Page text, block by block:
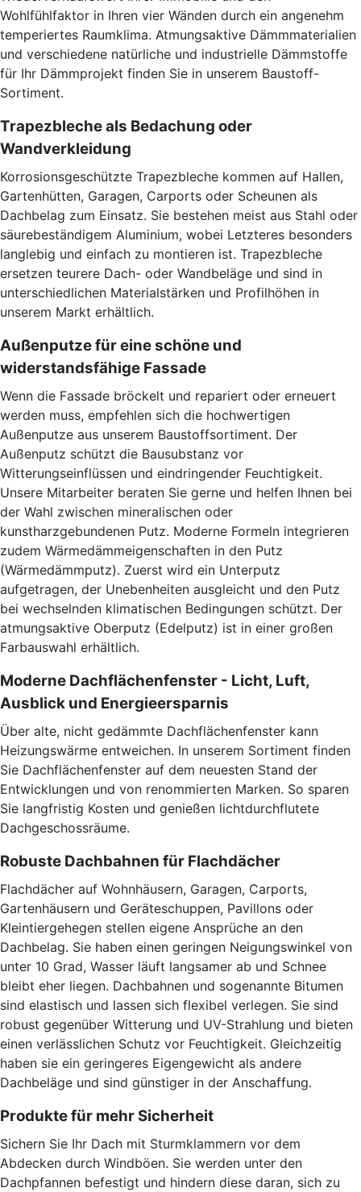
Wohlfühlfaktor in Ihren vier Wänden durch ein angenehm
temperiertes Raumklima. Atmungsaktive Dämmmaterialien
und verschiedene natürliche und industrielle Dämmstoffe
für Ihr Dämmprojekt finden Sie in unserem Baustoff-
Sortiment.
Trapezbleche als Bedachung oder
Wandverkleidung
Korrosionsgeschützte Trapezbleche kommen auf Hallen,
Gartenhütten, Garagen, Carports oder Scheunen als
Dachbelag zum Einsatz. Sie bestehen meist aus Stahl oder
säurebeständigem Aluminium, wobei Letzteres besonders
langlebig und einfach zu montieren ist. Trapezbleche
ersetzen teurere Dach- oder Wandbeläge und sind in
unterschiedlichen Materialstärken und Profilhöhen in
unserem Markt erhältlich.
Außenputze für eine schöne und
widerstandsfähige Fassade
Wenn die Fassade bröckelt und repariert oder erneuert
werden muss, empfehlen sich die hochwertigen
Außenputze aus unserem Baustoffsortiment. Der
Außenputz schützt die Bausubstanz vor
Witterungseinflüssen und eindringender Feuchtigkeit.
Unsere Mitarbeiter beraten Sie gerne und helfen Ihnen bei
der Wahl zwischen mineralischen oder
kunstharzgebundenen Putz. Moderne Formeln integrieren
zudem Wärmedämmeigenschaften in den Putz
(Wärmedämmputz). Zuerst wird ein Unterputz
aufgetragen, der Unebenheiten ausgleicht und den Putz
bei wechselnden klimatischen Bedingungen schützt. Der
atmungsaktive Oberputz (Edelputz) ist in einer großen
Farbauswahl erhältlich.
Moderne Dachflächenfenster - Licht, Luft,
Ausblick und Energieersparnis
Über alte, nicht gedämmte Dachflächenfenster kann
Heizungswärme entweichen. In unserem Sortiment finden
Sie Dachflächenfenster auf dem neuesten Stand der
Entwicklungen und von renommierten Marken. So sparen
Sie langfristig Kosten und genießen lichtdurchflutete
Dachgeschossräume.
Robuste Dachbahnen für Flachdächer
Flachdächer auf Wohnhäusern, Garagen, Carports,
Gartenhäusern und Geräteschuppen, Pavillons oder
Kleintiergehegen stellen eigene Ansprüche an den
Dachbelag. Sie haben einen geringen Neigungswinkel von
unter 10 Grad, Wasser läuft langsamer ab und Schnee
bleibt eher liegen. Dachbahnen und sogenannte Bitumen
sind elastisch und lassen sich flexibel verlegen. Sie sind
robust gegenüber Witterung und UV-Strahlung und bieten
einen verlässlichen Schutz vor Feuchtigkeit. Gleichzeitig
haben sie ein geringeres Eigengewicht als andere
Dachbeläge und sind günstiger in der Anschaffung.
Produkte für mehr Sicherheit
Sichern Sie Ihr Dach mit Sturmklammern vor dem
Abdecken durch Windböen. Sie werden unter den
Dachpfannen befestigt und hindern diese daran, sich zu